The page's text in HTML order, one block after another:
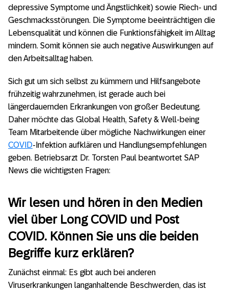
depressive Symptome und Ängstlichkeit) sowie Riech- und
Geschmacksstörungen. Die Symptome beeinträchtigen die
Lebensqualität und können die Funktionsfähigkeit im Alltag
mindern. Somit können sie auch negative Auswirkungen auf
den Arbeitsalltag haben.
Sich gut um sich selbst zu kümmern und Hilfsangebote
frühzeitig wahrzunehmen, ist gerade auch bei
längerdauernden Erkrankungen von großer Bedeutung.
Daher möchte das Global Health, Safety & Well-being
Team Mitarbeitende über mögliche Nachwirkungen einer
COVID-Infektion aufklären und Handlungsempfehlungen
geben. Betriebsarzt Dr. Torsten Paul beantwortet SAP
News die wichtigsten Fragen:
Wir lesen und hören in den Medien
viel über Long COVID und Post
COVID. Können Sie uns die beiden
Begriffe kurz erklären?
Zunächst einmal: Es gibt auch bei anderen
Viruserkrankungen langanhaltende Beschwerden, das ist